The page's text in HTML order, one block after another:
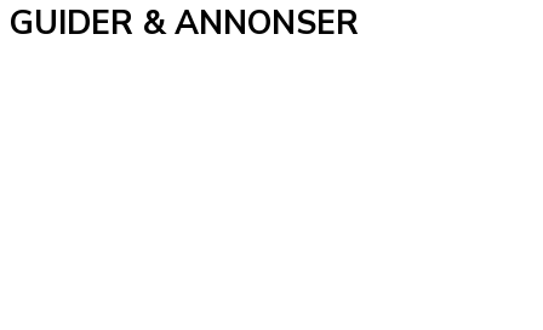
GUIDER & ANNONSER